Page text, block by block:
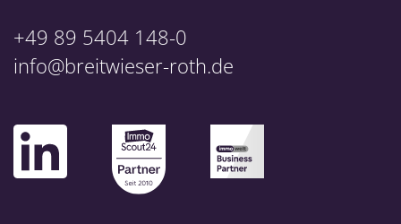
+49 89 5404 148-0
info@breitwieser-roth.de